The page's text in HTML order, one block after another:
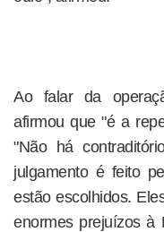
Ao falar da
afirmou que "é a
"Não há
julgamento é feito
estão escolhidos.
enormes prejuízos à